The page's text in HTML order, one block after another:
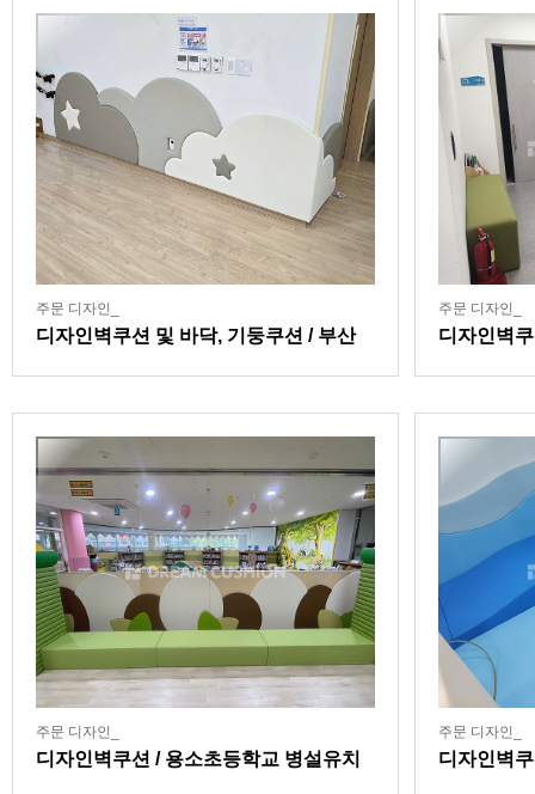
주문 디자인_
디자인벽쿠션 및 바닥, 기둥쿠션 / 부산
주문 디자인_
디자인벽
주문 디자인_
디자인벽쿠션 / 용소초등학교 병설유치
주문 디자인_
디자인벽